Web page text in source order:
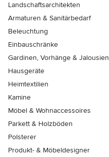
Landschaftsarchitekten
Armaturen & Sanitärbedarf
Beleuchtung
Einbauschränke
Gardinen, Vorhänge & Jalousien
Hausgeräte
Heimtextilien
Kamine
Möbel & Wohnaccessoires
Parkett & Holzböden
Polsterer
Produkt- & Möbeldesigner